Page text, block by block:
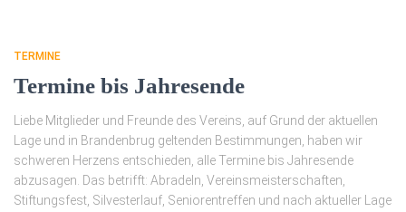
TERMINE
Termine bis Jahresende
Liebe Mitglieder und Freunde des Vereins, auf Grund der aktuellen
Lage und in Brandenbrug geltenden Bestimmungen, haben wir
schweren Herzens entschieden, alle Termine bis Jahresende
abzusagen. Das betrifft: Abradeln, Vereinsmeisterschaften,
Stiftungsfest, Silvesterlauf, Seniorentreffen und nach aktueller Lage